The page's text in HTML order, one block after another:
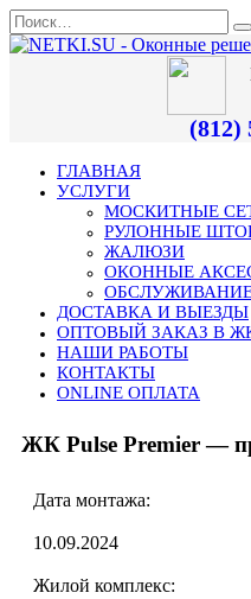
(812)
ГЛАВНАЯ
УСЛУГИ
МОСКИТНЫЕ
РУЛОННЫЕ
ЖАЛЮЗИ
ОКОННЫЕ
ДОСТАВКА И ВЫЕЗДЫ
ОПТОВЫЙ ЗАКАЗ В
НАШИ РАБОТЫ
КОНТАКТЫ
ONLINE ОПЛАТА
ЖК Pulse Premier —
Дата монтажа:
10.09.2024
Жилой комплекс: